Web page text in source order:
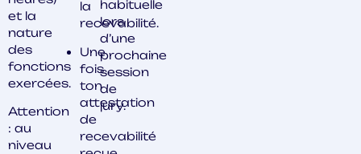
et la
nature
des
fonctions
exercées.
Attention
: au
niveau
la
recevabilité.
Une
fois
ton
attestation
de
recevabilité
habituelle
lors
d’une
prochaine
session
de
jury.